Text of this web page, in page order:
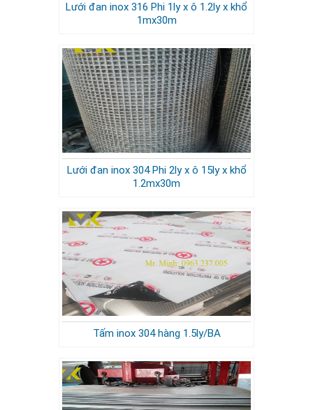
Lưới đan inox 316 Phi 1ly x ô 1.2ly x khổ
1mx30m
Lưới đan inox 304 Phi 2ly x ô 15ly x khổ
1.2mx30m
Tấm inox 304 hàng 1.5ly/BA